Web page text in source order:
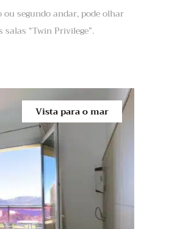
segundo andar, pode olhar
“Twin Privilege”.
Vista para o mar